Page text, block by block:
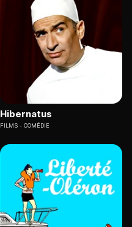
Hibernatus
FILMS COMÉDIE